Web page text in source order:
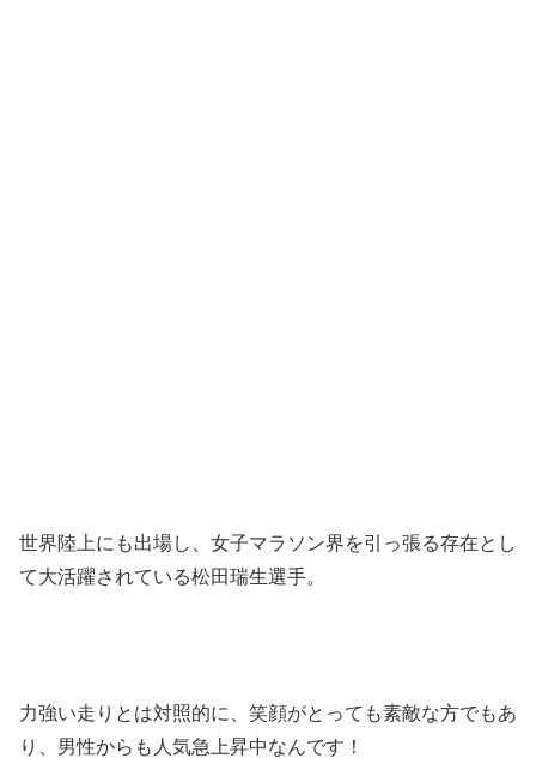
世界陸上にも出場し、女子マラソン界を引っ張る存在とし
て大活躍されている松田瑞生選手。
力強い走りとは対照的に、笑顔がとっても素敵な方でもあ
り、男性からも人気急上昇中なんです！